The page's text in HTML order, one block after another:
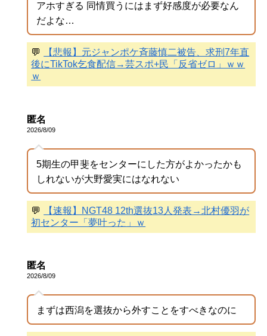
アホすぎる 同情買うにはまず好感度が必要なん
だよな…
💬
【悲報】元ジャンポケ斉藤慎二被告、求刑7年直
後にTikTok乞食配信→芸スポ+民「反省ゼロ」ｗｗ
ｗ
匿名
2026/8/09
5期生の甲斐をセンターにした方がよかったかも
しれないが大野愛実にはなれない
💬
【速報】NGT48 12th選抜13人発表→北村優羽が
初センター「夢叶った」ｗ
匿名
2026/8/09
まずは西潟を選抜から外すことをすべきなのに